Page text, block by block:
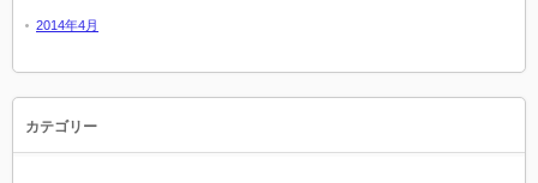
2014年4月
カテゴリー